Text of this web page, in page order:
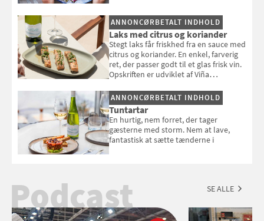
selvstændigt måltid. Opskriften er fra
Louisa Lorangs kogebog "Salat".
ANNONCØRBETALT INDHOLD
Laks med citrus og koriander
Stegt laks får friskhed fra en sauce med
citrus og koriander. En enkel, farverig
ret, der passer godt til et glas frisk vin.
Opskriften er udviklet af Viña
ANNONCØRBETALT INDHOLD
Tuntartar
En hurtig, nem forret, der tager
gæsterne med storm. Nem at lave,
fantastisk at sætte tænderne i
Podcast SE ALLE